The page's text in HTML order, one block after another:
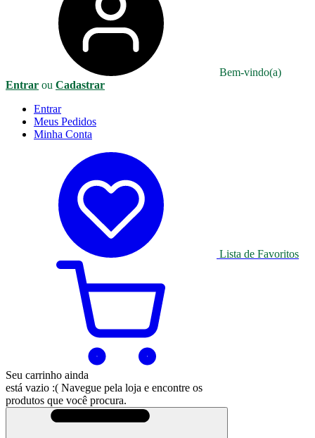
Bem-vindo(a)
Entrar ou Cadastrar
Entrar
Meus Pedidos
Minha Conta
Lista de Favoritos
Seu carrinho ainda
está vazio :( Navegue pela loja e encontre os
produtos que você procura.